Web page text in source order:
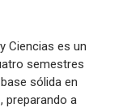
Ciencias es un
semestres
sólida en
preparando a